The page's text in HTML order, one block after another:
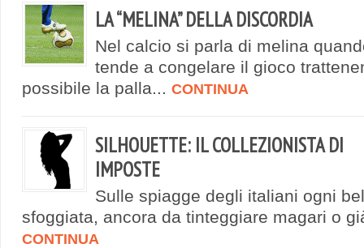
LA “MELINA” DELLA DISCORDIA
Nel calcio si parla di melina
tende a congelare il gioco
possibile la palla... CONTINUA
SILHOUETTE: IL COLLEZIONISTA DI
IMPOSTE
Sulle spiagge degli italiani ogni
sfoggiata, ancora da tinteggiare magari o
CONTINUA